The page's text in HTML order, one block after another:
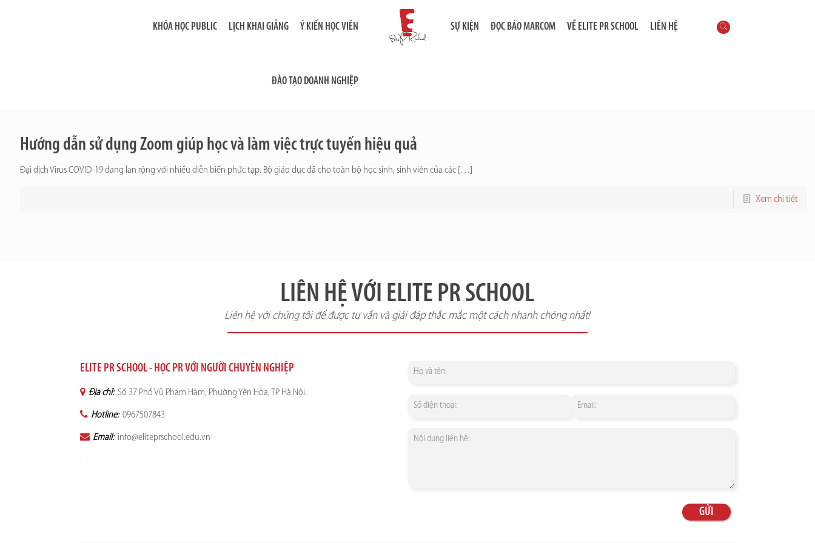
KHÓA HỌC PUBLIC LỊCH KHAI GIẢNG Ý KIẾN HỌC VIÊN
ĐÀO TẠO DOANH NGHIỆP
SỰ KIỆN ĐỌC BÁO MARCOM VỀ ELITE PR SCHOOL LIÊN HỆ
Hướng dẫn sử dụng Zoom giúp học và làm việc trực tuyến hiệu quả
Đại dịch Virus COVID-19 đang lan rộng với nhiều diễn biến phức tạp. Bộ giáo dục đã cho toàn bộ học sinh, sinh viên của các […]
Xem chi tiết
LIÊN HỆ VỚI ELITE PR SCHOOL
Liên hệ với chúng tôi để được tư vấn và giải đáp thắc mắc một cách nhanh chóng nhất!
ELITE PR SCHOOL - HỌC PR VỚI NGƯỜI CHUYÊN NGHIỆP
Địa chỉ: Số 37 Phố Vũ Phạm Hàm, Phường Yên Hòa, TP Hà Nội.
Hotline: 0967507843
Email: info@eliteprschool.edu.vn